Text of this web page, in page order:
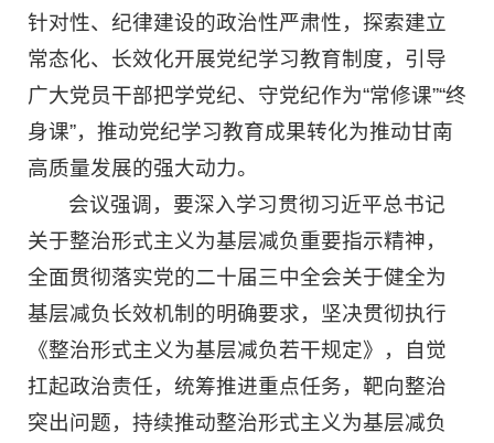
针对性、纪律建设的政治性严肃性，探索建立
常态化、长效化开展党纪学习教育制度，引导
广大党员干部把学党纪、守党纪作为“常修课”“终
身课”，推动党纪学习教育成果转化为推动甘南
高质量发展的强大动力。
会议强调，要深入学习贯彻习近平总书记
关于整治形式主义为基层减负重要指示精神，
全面贯彻落实党的二十届三中全会关于健全为
基层减负长效机制的明确要求，坚决贯彻执行
《整治形式主义为基层减负若干规定》，自觉
扛起政治责任，统筹推进重点任务，靶向整治
突出问题，持续推动整治形式主义为基层减负